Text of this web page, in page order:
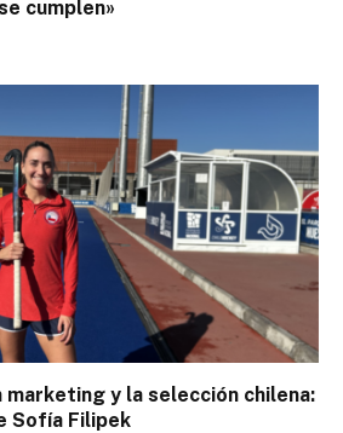
cumplen»
y la selección chilena:
Sofía Filipek